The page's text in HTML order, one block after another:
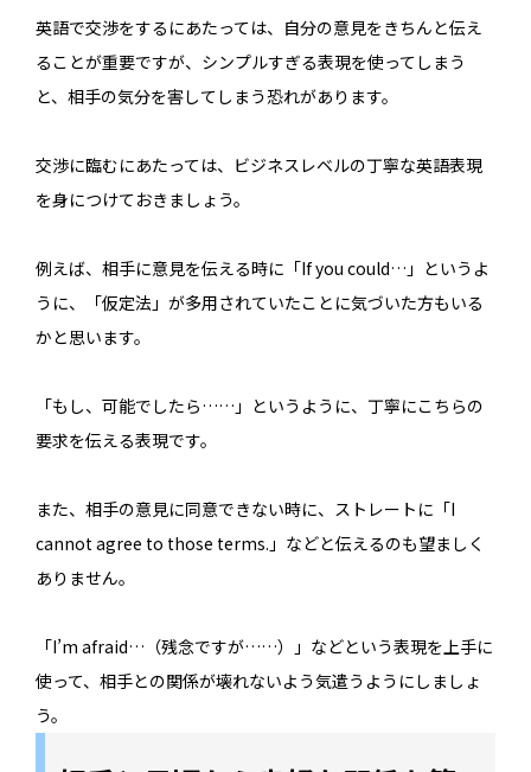
英語で交渉をするにあたっては、自分の意見をきちんと伝え
ることが重要ですが、シンプルすぎる表現を使ってしまう
と、相手の気分を害してしまう恐れがあります。
交渉に臨むにあたっては、ビジネスレベルの丁寧な英語表現
を身につけておきましょう。
例えば、相手に意見を伝える時に「If you could…」というよ
うに、「仮定法」が多用されていたことに気づいた方もいる
かと思います。
「もし、可能でしたら……」というように、丁寧にこちらの
要求を伝える表現です。
また、相手の意見に同意できない時に、ストレートに「I
cannot agree to those terms.」などと伝えるのも望ましく
ありません。
「I’m afraid…（残念ですが……）」などという表現を上手に
使って、相手との関係が壊れないよう気遣うようにしましょ
う。